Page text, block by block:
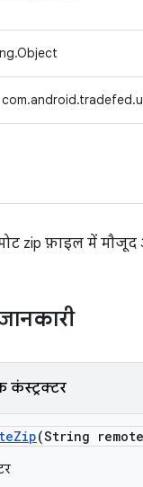
zip फ़ाइल में
कंस्ट्रक्टर
Zip(String remote